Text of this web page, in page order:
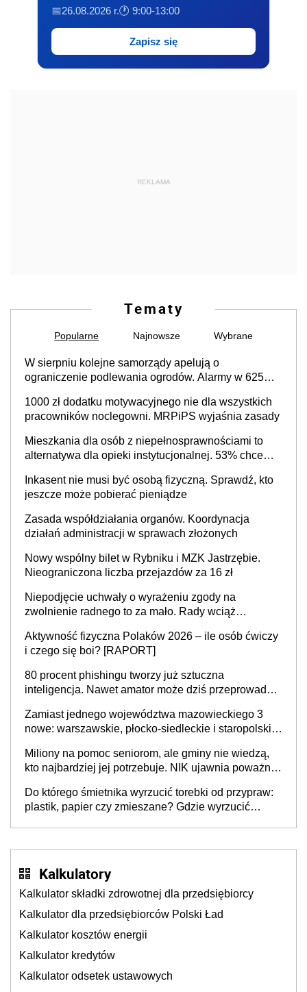
📅26.08.2026 r.🕐 9:00-13:00
Zapisz się
REKLAMA
Tematy
Popularne Najnowsze Wybrane
W sierpniu kolejne samorządy apelują o
ograniczenie podlewania ogrodów. Alarmy w 625
cały kraj
1000 zł dodatku motywacyjnego nie dla wszystkich
pracowników noclegowni. MRPiPS wyjaśnia zasady
Mieszkania dla osób z niepełnosprawnościami to
alternatywa dla opieki instytucjonalnej. 53% chce
Inkasent nie musi być osobą fizyczną. Sprawdź, kto
jeszcze może pobierać pieniądze
Zasada współdziałania organów. Koordynacja
działań administracji w sprawach złożonych
Nowy wspólny bilet w Rybniku i MZK Jastrzębie.
Nieograniczona liczba przejazdów za 16 zł
Niepodjęcie uchwały o wyrażeniu zgody na
zwolnienie radnego to za mało. Rady wciąż
sprawy
Aktywność fizyczna Polaków 2026 – ile osób ćwiczy
i czego się boi? [RAPORT]
80 procent phishingu tworzy już sztuczna
inteligencja. Nawet amator może dziś przeprowadzić
Zamiast jednego województwa mazowieckiego 3
nowe: warszawskie, płocko-siedleckie i staropolskie.
stołecznych
Miliony na pomoc seniorom, ale gminy nie wiedzą,
kto najbardziej jej potrzebuje. NIK ujawnia poważną
Do którego śmietnika wyrzucić torebki od przypraw:
plastik, papier czy zmieszane? Gdzie wyrzucić
Kalkulatory
Kalkulator składki zdrowotnej dla przedsiębiorcy
Kalkulator dla przedsiębiorców Polski Ład
Kalkulator kosztów energii
Kalkulator kredytów
Kalkulator odsetek ustawowych